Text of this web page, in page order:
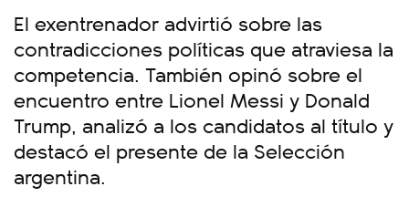
El exentrenador advirtió sobre las
contradicciones políticas que atraviesa la
competencia. También opinó sobre el
encuentro entre Lionel Messi y Donald
Trump, analizó a los candidatos al título y
destacó el presente de la Selección
argentina.